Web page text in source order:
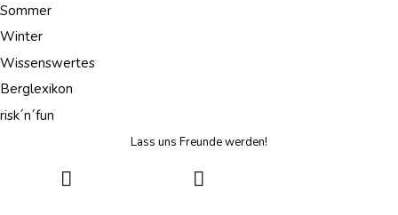
Sommer
Winter
Wissenswertes
Berglexikon
risk´n´fun
Lass uns Freunde werden!